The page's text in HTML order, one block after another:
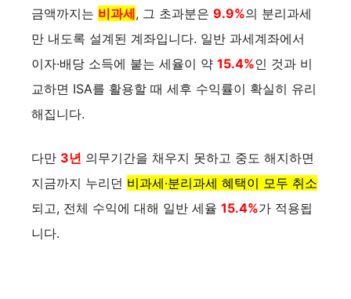
금액까지는 비과세, 그 초과분은 9.9%의 분리과세
만 내도록 설계된 계좌입니다. 일반 과세계좌에서
이자·배당 소득에 붙는 세율이 약 15.4%인 것과 비
교하면 ISA를 활용할 때 세후 수익률이 확실히 유리
해집니다.
다만 3년 의무기간을 채우지 못하고 중도 해지하면
지금까지 누리던 비과세·분리과세 혜택이 모두 취소
되고, 전체 수익에 대해 일반 세율 15.4%가 적용됩
니다.